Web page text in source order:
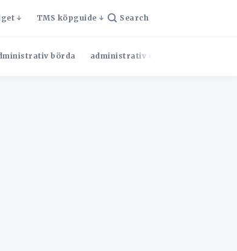
TMS köpguide Search
börda administrativ effektivitet